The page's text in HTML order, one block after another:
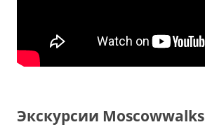
Экскурсии Moscowwalks